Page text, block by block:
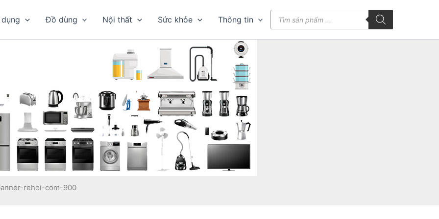
Đồ dùng Nội thất Sức khỏe Thông tin
kiếm
rehoi-com-900